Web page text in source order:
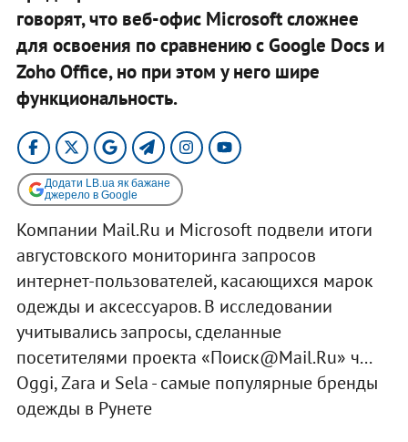
говорят, что веб-офис Microsoft сложнее
для освоения по сравнению с Google Docs и
Zoho Office, но при этом у него шире
функциональность.
Додати LB.ua як бажане
джерело в Google
Компании Mail.Ru и Microsoft подвели итоги
августовского мониторинга запросов
интернет-пользователей, касающихся марок
одежды и аксессуаров. В исследовании
учитывались запросы, сделанные
посетителями проекта «Поиск@Mail.Ru» ч...
Oggi, Zara и Sela - самые популярные бренды
одежды в Рунете